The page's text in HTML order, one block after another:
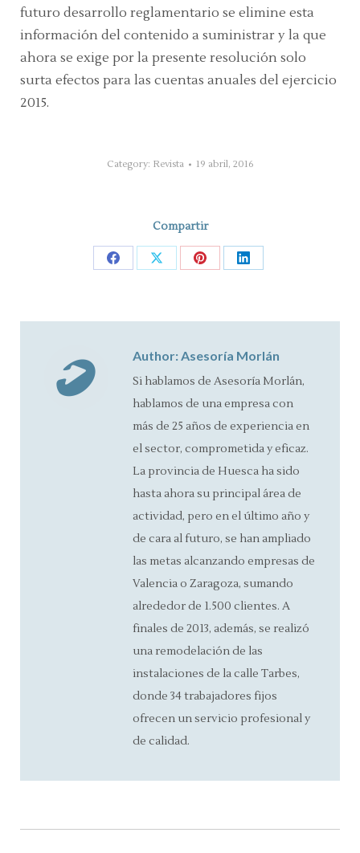
futuro desarrollo reglamentario se elimine esta
información del contenido a suministrar y la que
ahora se exige por la presente resolución solo
surta efectos para las cuentas anuales del ejercicio
2015.
Category: Revista 19 abril, 2016
Compartir
Share Share Share Share
Author:Asesoría Morlán
Si hablamos de Asesoría Morlán,
hablamos de una empresa con
más de 25 años de experiencia en
el sector, comprometida y eficaz.
La provincia de Huesca ha sido
hasta ahora su principal área de
actividad, pero en el último año y
de cara al futuro, se han ampliado
las metas alcanzando empresas de
Valencia o Zaragoza, sumando
alrededor de 1.500 clientes. A
finales de 2013, además, se realizó
una remodelación de las
instalaciones de la calle Tarbes,
donde 34 trabajadores fijos
ofrecen un servicio profesional y
de calidad.